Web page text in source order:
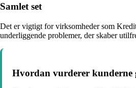
Samlet set
Det er vigtigt for virksomheder som
underliggende problemer, der skaber
Hvordan vurderer kunderne